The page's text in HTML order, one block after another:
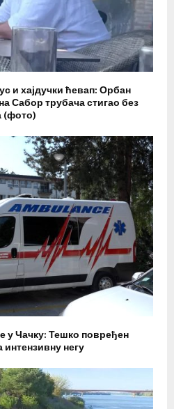
и хајдучки ћевап: Орбан
Сабор трубача стигао без
(фото)
у Чачку: Тешко повређен
негу